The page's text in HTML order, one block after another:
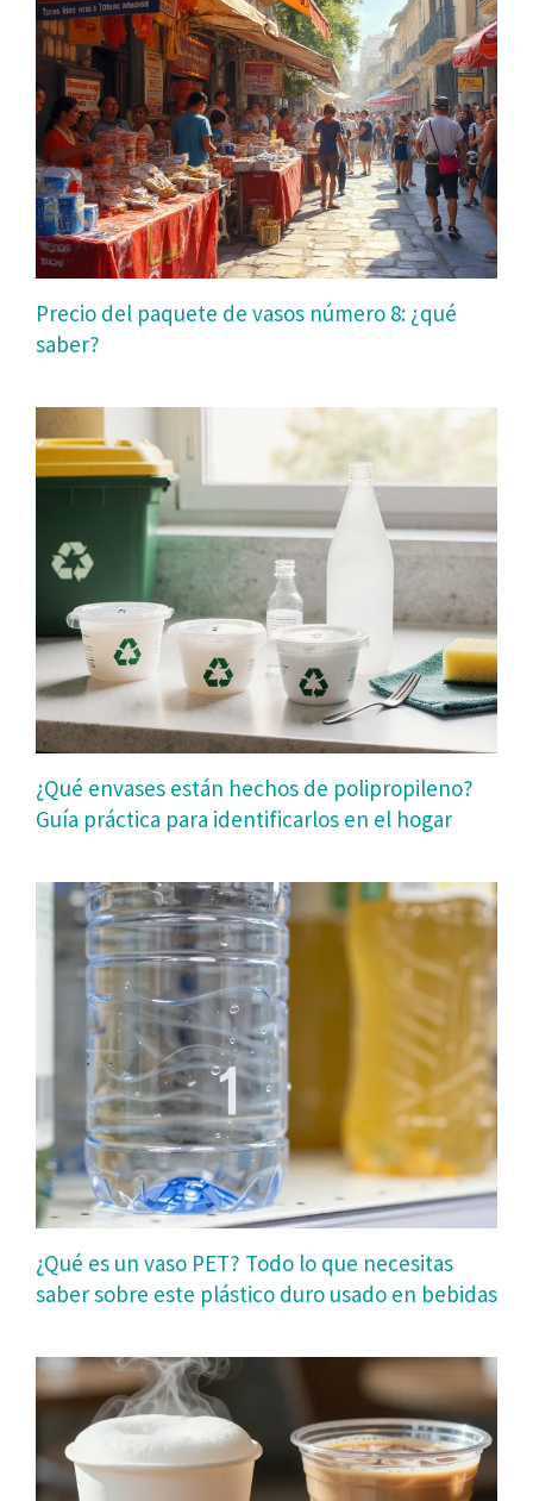
Precio del paquete de vasos número 8: ¿qué
saber?
¿Qué envases están hechos de polipropileno?
Guía práctica para identificarlos en el hogar
¿Qué es un vaso PET? Todo lo que necesitas
saber sobre este plástico duro usado en bebidas